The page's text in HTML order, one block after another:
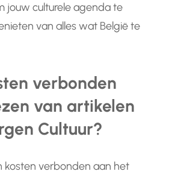
jouw culturele agenda te
van alles wat België te
verbonden
van artikelen
Cultuur?
kosten verbonden aan het